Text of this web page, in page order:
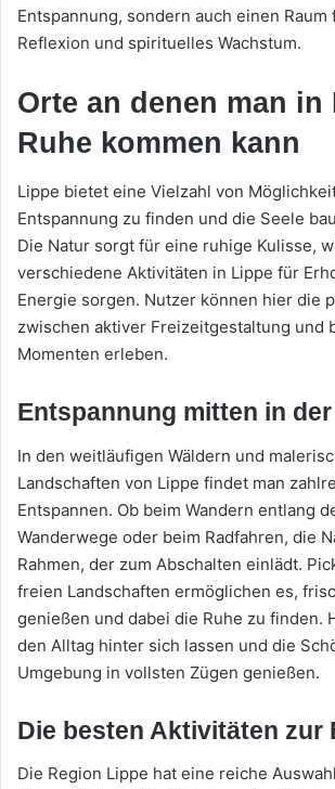
Entspannung, sondern auch einen
Reflexion und spirituelles Wachstum.
Orte an denen man in
Ruhe kommen kann
Lippe bietet eine Vielzahl von
Entspannung zu finden und die Seele
Die Natur sorgt für eine ruhige Kulisse,
verschiedene Aktivitäten in Lippe für
Energie sorgen. Nutzer können hier die
zwischen aktiver Freizeitgestaltung und
Momenten erleben.
Entspannung mitten in
In den weitläufigen Wäldern und
Landschaften von Lippe findet man
Entspannen. Ob beim Wandern entlang
Wanderwege oder beim Radfahren, die
Rahmen, der zum Abschalten einlädt.
freien Landschaften ermöglichen es,
genießen und dabei die Ruhe zu finden.
den Alltag hinter sich lassen und die
Umgebung in vollsten Zügen genießen.
Die besten Aktivitäten zur
Die Region Lippe hat eine reiche